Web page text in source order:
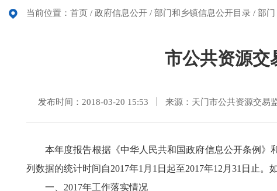
当前位置： 首页 / 政府信息公开 / 部门和乡镇信息公开目录 / 部门
市公共资源交
发布时间：2018-03-20 15:53 来源：天门市公共资源交易
本年度报告根据《中华人民共和国政府信息公开条例》
列数据的统计时间自2017年1月1日起至2017年12月31日止
一、2017年工作落实情况